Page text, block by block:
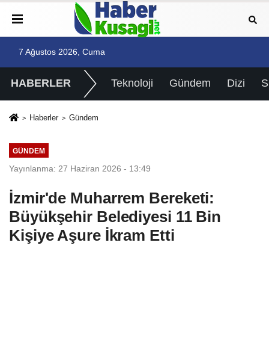
7 Ağustos 2026, Cuma
HABERLER Teknoloji Gündem Dizi
Haberler Gündem
GÜNDEM
Yayınlanma: 27 Haziran 2026 - 13:49
İzmir'de Muharrem Bereketi:
Büyükşehir Belediyesi 11 Bin
Kişiye Aşure İkram Etti